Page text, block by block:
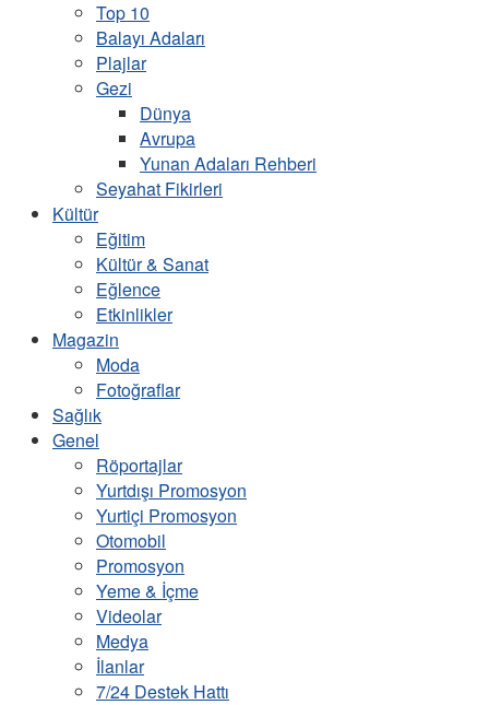
Top 10
Balayı Adaları
Plajlar
Gezi
Dünya
Avrupa
Yunan Adaları Rehberi
Seyahat Fikirleri
Kültür
Eğitim
Kültür & Sanat
Eğlence
Etkinlikler
Magazin
Moda
Fotoğraflar
Sağlık
Genel
Röportajlar
Yurtdışı Promosyon
Yurtiçi Promosyon
Otomobil
Promosyon
Yeme & İçme
Videolar
Medya
İlanlar
7/24 Destek Hattı